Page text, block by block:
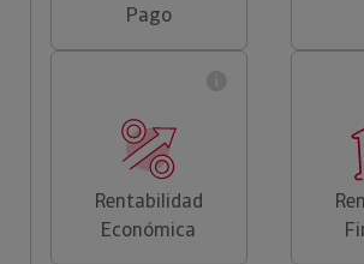
Pago
Rentabilidad
Económica